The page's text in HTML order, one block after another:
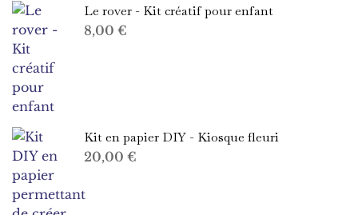
Le rover - Kit créatif pour enfant
8,00 €
Kit en papier DIY - Kiosque fleuri
20,00 €